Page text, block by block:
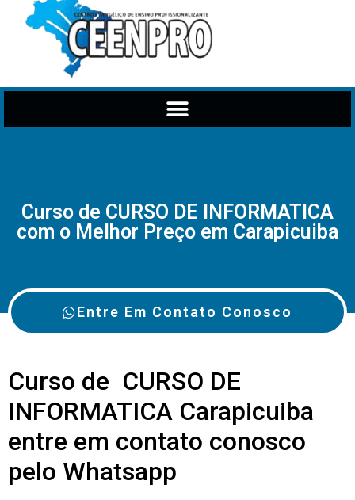
Curso de CURSO DE INFORMATICA
com o Melhor Preço em Carapicuiba
Entre Em Contato Conosco
Curso de CURSO DE
INFORMATICA Carapicuiba
entre em contato conosco
pelo Whatsapp